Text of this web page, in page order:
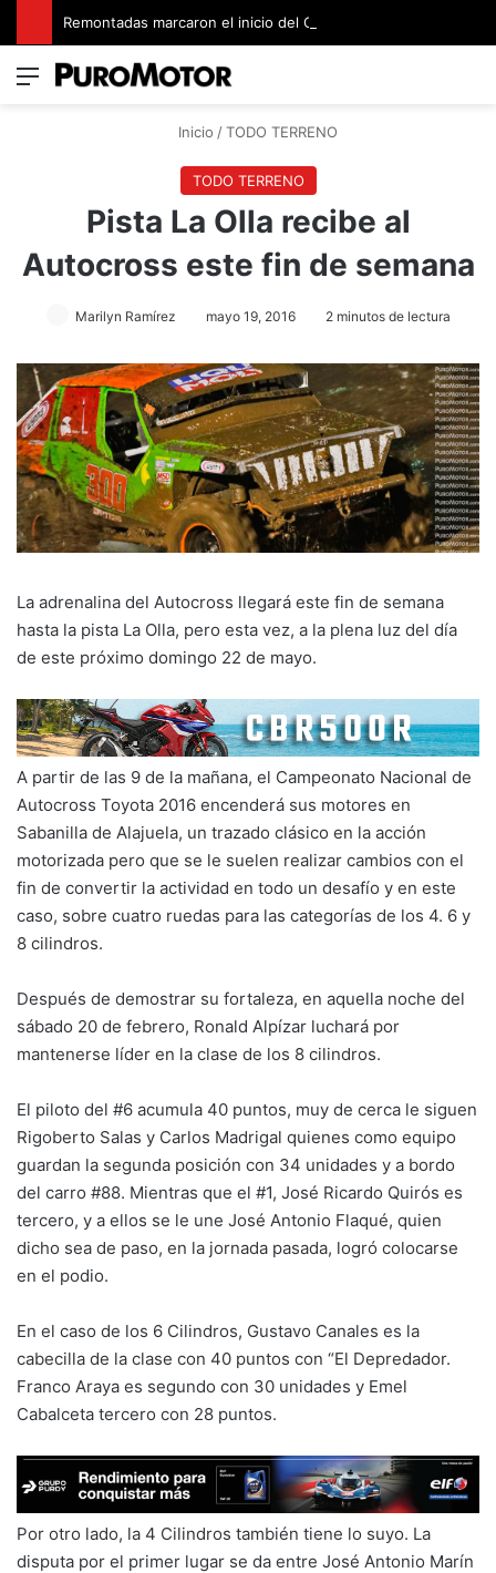
Menú
Inicio / TODO TERRENO
TODO TERRENO
Pista La Olla recibe al
Autocross este fin de semana
Marilyn Ramírez mayo 19, 2016 2 minutos de lectura
La adrenalina del Autocross llegará este fin de semana
hasta la pista La Olla, pero esta vez, a la plena luz del día
de este próximo domingo 22 de mayo.
A partir de las 9 de la mañana, el Campeonato Nacional de
Autocross Toyota 2016 encenderá sus motores en
Sabanilla de Alajuela, un trazado clásico en la acción
motorizada pero que se le suelen realizar cambios con el
fin de convertir la actividad en todo un desafío y en este
caso, sobre cuatro ruedas para las categorías de los 4. 6 y
8 cilindros.
Después de demostrar su fortaleza, en aquella noche del
sábado 20 de febrero, Ronald Alpízar luchará por
mantenerse líder en la clase de los 8 cilindros.
El piloto del #6 acumula 40 puntos, muy de cerca le siguen
Rigoberto Salas y Carlos Madrigal quienes como equipo
guardan la segunda posición con 34 unidades y a bordo
del carro #88. Mientras que el #1, José Ricardo Quirós es
tercero, y a ellos se le une José Antonio Flaqué, quien
dicho sea de paso, en la jornada pasada, logró colocarse
en el podio.
En el caso de los 6 Cilindros, Gustavo Canales es la
cabecilla de la clase con 40 puntos con “El Depredador.
Franco Araya es segundo con 30 unidades y Emel
Cabalceta tercero con 28 puntos.
Por otro lado, la 4 Cilindros también tiene lo suyo. La
disputa por el primer lugar se da entre José Antonio Marín